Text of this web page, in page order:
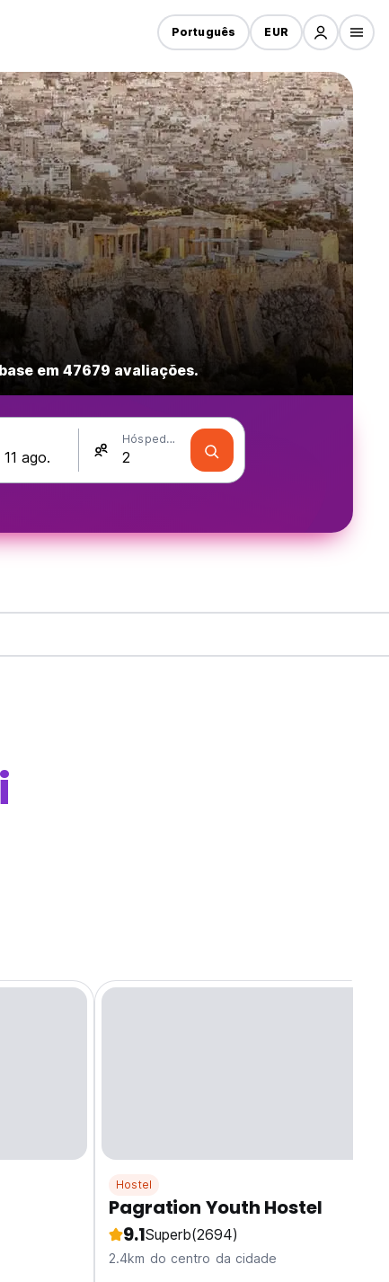
Português EUR
em 47679 avaliações.
Hóspedes
Hostel
Pagration Youth Hostel
9.1Superb(2694)
2.4km do centro da cidade